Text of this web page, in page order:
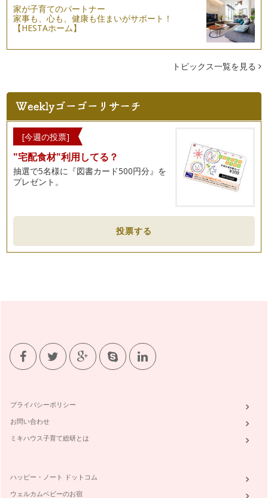
願いを叶えるハッピーノート。
子育てというと、どうしても“”子どもをどう育てるか“&…
家が子育てのパートナー
家事も、心も、健康も住まいがサポート！
【HESTAホーム】
トピックス一覧を見る
[今週の投票]
"宅配食材"利用してる？
抽選で5名様に『図書カード500円分』を
プレゼント。
投票する
プライバシーポリシー
お問い合わせ
ミキハウス子育て総研とは
ハッピー・ノート ドットコム
ウェルカムベビーのお宿